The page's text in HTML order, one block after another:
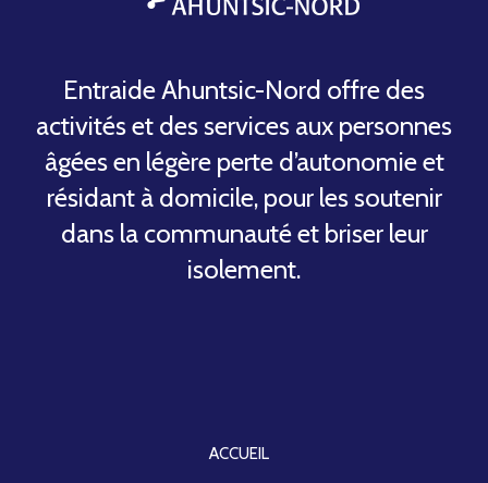
Entraide Ahuntsic-Nord offre des
activités et des services aux personnes
âgées en légère perte d’autonomie et
résidant à domicile, pour les soutenir
dans la communauté et briser leur
isolement.
ACCUEIL